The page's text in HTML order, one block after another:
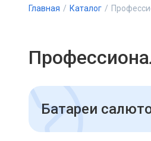
Главная / Каталог /
Батареи